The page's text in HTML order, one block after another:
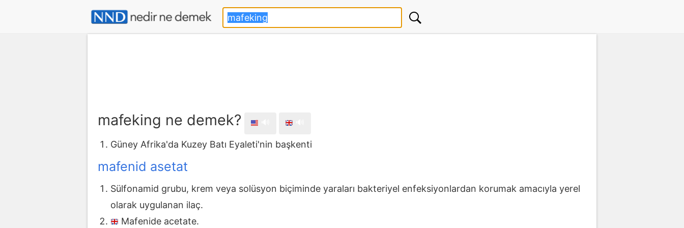
mafeking ne demek?
Güney Afrika'da Kuzey Batı Eyaleti'nin başkenti
mafenid asetat
Sülfonamid grubu, krem veya solüsyon biçiminde yaraları bakteriyel enfeksiyonlardan korumak amacıyla yerel
olarak uygulanan ilaç.
Mafenide acetate.